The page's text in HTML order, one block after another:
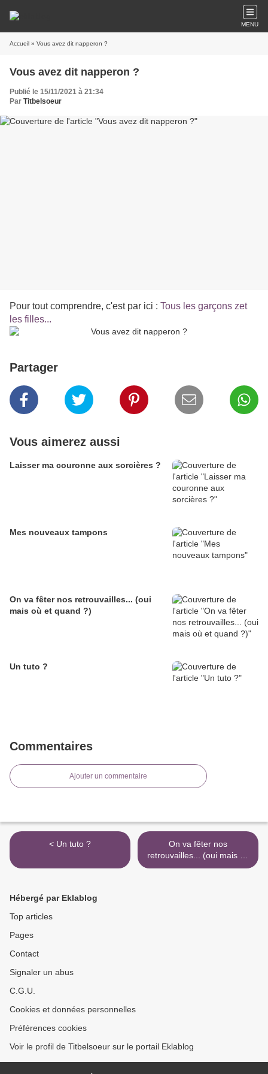
MENU
Accueil » Vous avez dit napperon ?
Vous avez dit napperon ?
Publié le 15/11/2021 à 21:34
Par Titbelsoeur
Pour tout comprendre, c'est par ici : Tous les garçons zet
les filles...
Partager
Vous aimerez aussi
Laisser ma couronne aux sorcières ?
Mes nouveaux tampons
On va fêter nos retrouvailles... (oui
mais où et quand ?)
Un tuto ?
Commentaires
Ajouter un commentaire
< Un tuto ?
On va fêter nos
retrouvailles... (oui mais où
et quand ?) >
Hébergé par Eklablog
Top articles
Pages
Contact
Signaler un abus
C.G.U.
Cookies et données personnelles
Préférences cookies
Voir le profil de Titbelsoeur sur le portail Eklablog